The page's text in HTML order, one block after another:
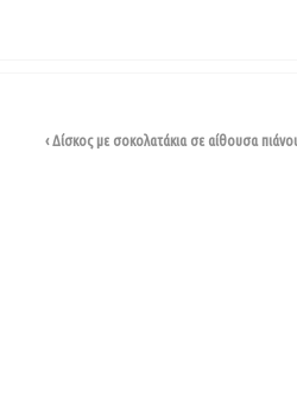
‹ Δίσκος με σοκολατάκια σε αίθουσα